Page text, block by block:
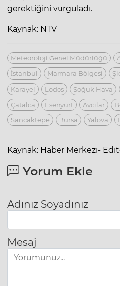
gerektiğini vurguladı.
Kaynak: NTV
Meteoroloji Genel Müdürlüğü
İstanbul
Marmara Bölgesi
Karayel
Lodos Soğuk Hava
Çatalca
Esenyurt Avcılar
Sancaktepe
Bursa Yalova
Kaynak: Haber Merkezi-
Yorum Ekle
Adınız Soyadınız
Mesaj